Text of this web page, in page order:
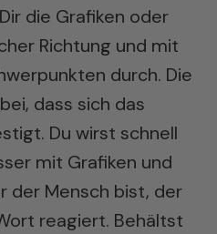
die Grafiken oder
Richtung und mit
durch. Die
dass sich das
Du wirst schnell
mit Grafiken und
der Mensch bist, der
reagiert. Behältst